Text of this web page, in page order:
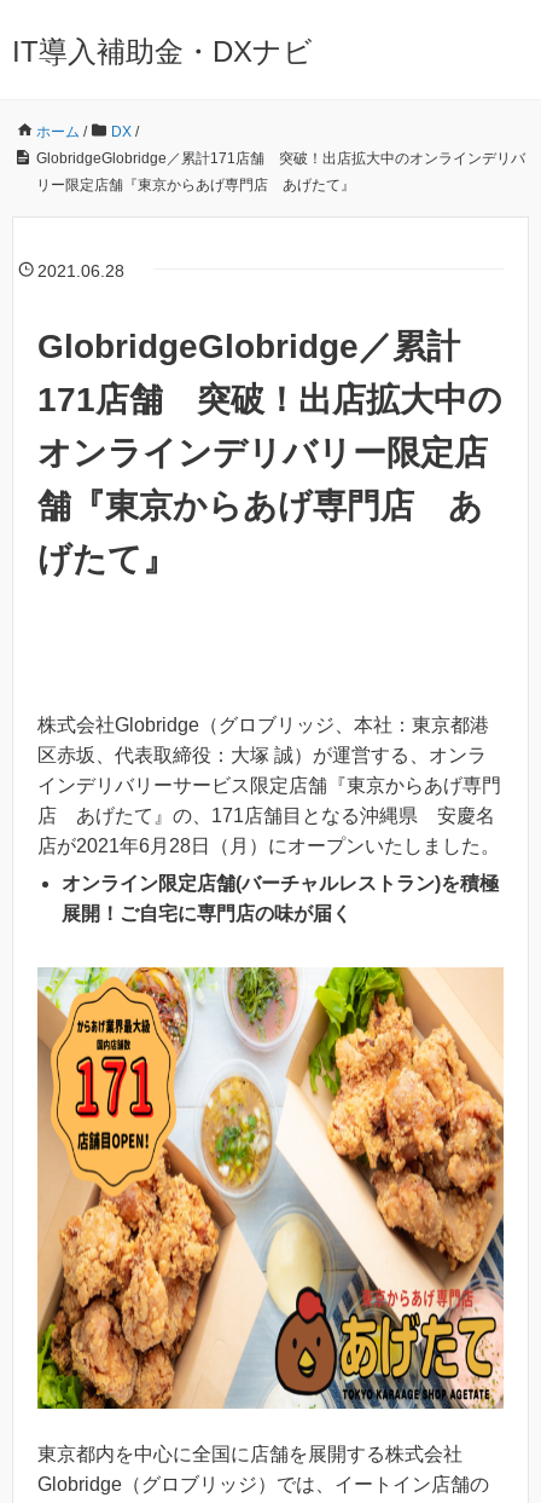
IT導入補助金・DXナビ
ホーム / DX /
GlobridgeGlobridge／累計171店舗 突破！出店拡大中のオンラインデリバ
リー限定店舗『東京からあげ専門店 あげたて』
2021.06.28
GlobridgeGlobridge／累計
171店舗 突破！出店拡大中の
オンラインデリバリー限定店
舗『東京からあげ専門店 あ
げたて』
株式会社Globridge（グロブリッジ、本社：東京都港
区赤坂、代表取締役：大塚 誠）が運営する、オンラ
インデリバリーサービス限定店舗『東京からあげ専門
店 あげたて』の、171店舗目となる沖縄県 安慶名
店が2021年6月28日（月）にオープンいたしました。
オンライン限定店舗(バーチャルレストラン)を積極
展開！ご自宅に専門店の味が届く
東京都内を中心に全国に店舗を展開する株式会社
Globridge（グロブリッジ）では、イートイン店舗の